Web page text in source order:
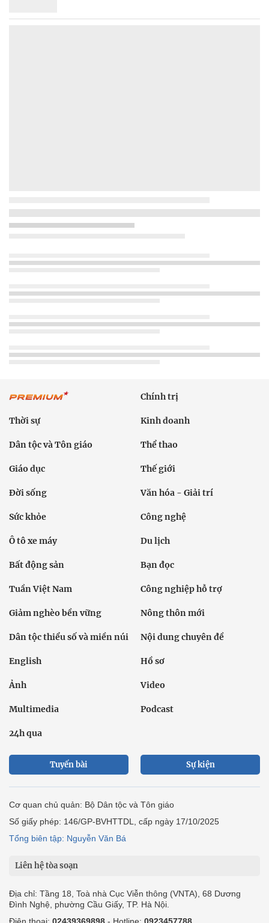
Chính trị
Thời sự Kinh doanh
Dân tộc và Tôn giáo Thể thao
Giáo dục Thế giới
Đời sống Văn hóa - Giải trí
Sức khỏe Công nghệ
Ô tô xe máy Du lịch
Bất động sản Bạn đọc
Tuần Việt Nam Công nghiệp hỗ trợ
Giảm nghèo bền vững Nông thôn mới
Dân tộc thiểu số và miền núi Nội dung chuyên đề
English Hồ sơ
Ảnh Video
Multimedia Podcast
24h qua
Tuyến bài Sự kiện
Cơ quan chủ quản: Bộ Dân tộc và Tôn giáo
Số giấy phép: 146/GP-BVHTTDL, cấp ngày 17/10/2025
Tổng biên tập: Nguyễn Văn Bá
Liên hệ tòa soạn
Địa chỉ: Tầng 18, Toà nhà Cục Viễn thông (VNTA), 68 Dương
Đình Nghệ, phường Cầu Giấy, TP. Hà Nội.
Điện thoại: 02439369898 - Hotline: 0923457788